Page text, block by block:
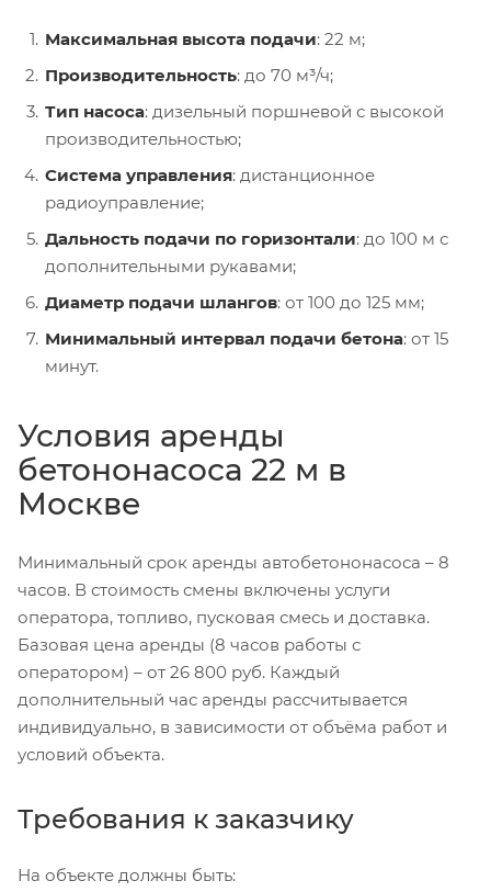
Максимальная высота подачи: 22 м;
Производительность: до 70 м³/ч;
Тип насоса: дизельный поршневой с высокой
производительностью;
Система управления: дистанционное
радиоуправление;
Дальность подачи по горизонтали: до 100 м с
дополнительными рукавами;
Диаметр подачи шлангов: от 100 до 125 мм;
Минимальный интервал подачи бетона: от 15
минут.
Условия аренды
бетононасоса 22 м в
Москве
Минимальный срок аренды автобетононасоса – 8
часов. В стоимость смены включены услуги
оператора, топливо, пусковая смесь и доставка.
Базовая цена аренды (8 часов работы с
оператором) – от 26 800 руб. Каждый
дополнительный час аренды рассчитывается
индивидуально, в зависимости от объёма работ и
условий объекта.
Требования к заказчику
На объекте должны быть: